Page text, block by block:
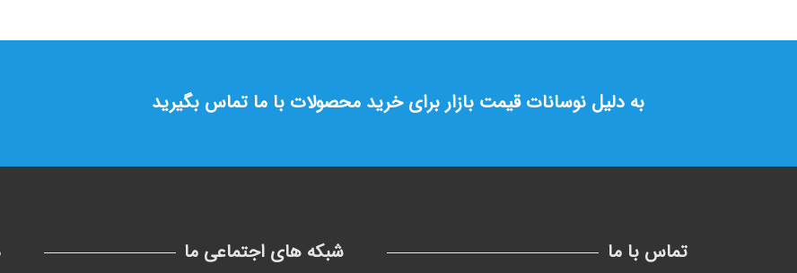
به دلیل نوسانات قیمت بازار برای خرید محصولات با ما تماس بگیرید
تماس با ما شبکه های اجتماعی ما